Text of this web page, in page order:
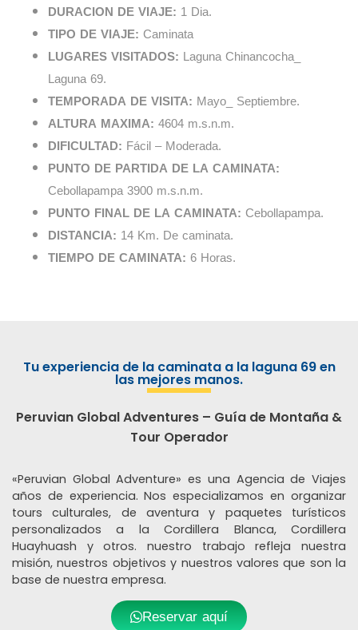
DURACION DE VIAJE: 1 Dia.
TIPO DE VIAJE: Caminata
LUGARES VISITADOS: Laguna Chinancocha_
Laguna 69.
TEMPORADA DE VISITA: Mayo_ Septiembre.
ALTURA MAXIMA: 4604 m.s.n.m.
DIFICULTAD: Fácil – Moderada.
PUNTO DE PARTIDA DE LA CAMINATA:
Cebollapampa 3900 m.s.n.m.
PUNTO FINAL DE LA CAMINATA: Cebollapampa.
DISTANCIA: 14 Km. De caminata.
TIEMPO DE CAMINATA: 6 Horas.
Tu experiencia de la caminata a la laguna 69 en
las mejores manos.
Peruvian Global Adventures – Guía de Montaña &
Tour Operador
«Peruvian Global Adventure» es una Agencia de Viajes
años de experiencia. Nos especializamos en organizar
tours culturales, de aventura y paquetes turísticos
personalizados a la Cordillera Blanca, Cordillera
Huayhuash y otros. nuestro trabajo refleja nuestra
misión, nuestros objetivos y nuestros valores que son la
base de nuestra empresa.
Reservar aquí